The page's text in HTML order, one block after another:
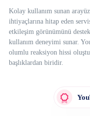
Kolay kullanım sunan
ihtiyaçlarına hitap eden
etkileşim görünümünü
kullanım deneyimi sunar.
olumlu reaksiyon hissi
başlıklardan biridir.